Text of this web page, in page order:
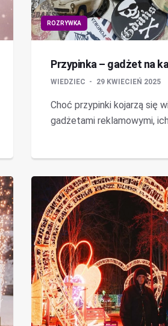
ROZRYWKA
Przypinka – gadżet na
WIEDZIEC 29 KWIECIEŃ 2025
Choć przypinki kojarzą się
gadżetami reklamowymi,